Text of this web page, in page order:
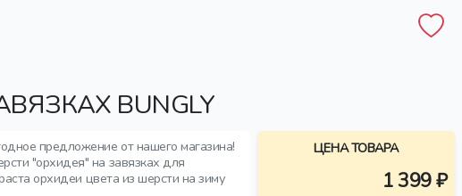
BUNGLY
предложение от нашего магазина!
"орхидея" на завязках для
орхидеи цвета из шерсти на зиму
ЦЕНА ТОВАРА
1 399 ₽